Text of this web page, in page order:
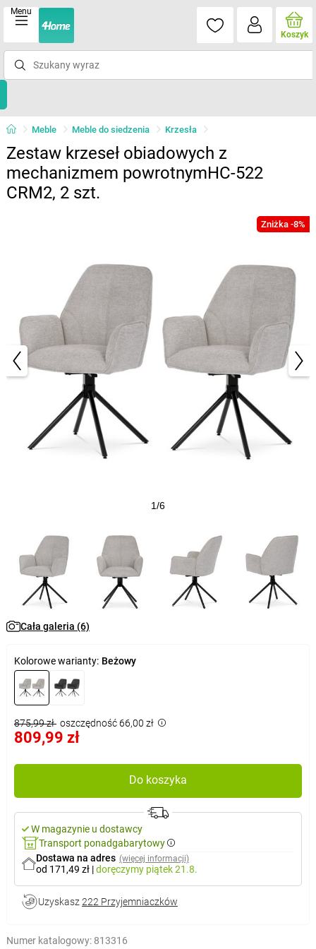
Menu
Koszyk
Meble Meble do siedzenia Krzesła
Zestaw krzeseł obiadowych z
mechanizmem powrotnymHC-522
CRM2, 2 szt.
Zniżka -8%
1/6
Cała galeria (6)
Kolorowe warianty: Beżowy
875,99 zł oszczędność 66,00 zł
809,99 zł
Do koszyka
W magazynie u dostawcy
Transport ponadgabarytowy
Dostawa na adres (więcej informacji)
od 171,49 zł |doręczymy piątek 21.8.
Uzyskasz 222 Przyjemniaczków
Numer katalogowy: 813316